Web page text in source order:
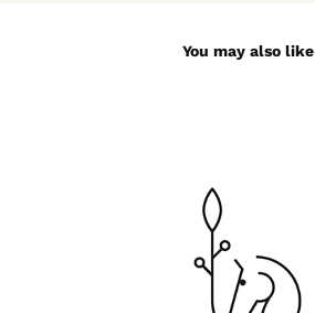
You may also like
Bellavista